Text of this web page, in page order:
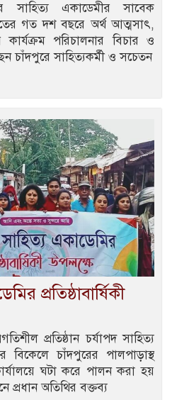
সাহিত্য একাডেমীর সাবেক
গত দশ বছরে অর্থ আত্মসাৎ,
পরিচালনার বিচার ও
চাঁদপুরে সাহিত্যকর্মী ও সচেতন
প্রতিষ্ঠাবার্ষিকী
প্রতিষ্ঠান চর্যাপদ সাহিত্য
চাঁদপুরের পালপাড়াস্থ
ঘটা করে পালন করা হয়
প্রধান অতিথির বক্তব্য